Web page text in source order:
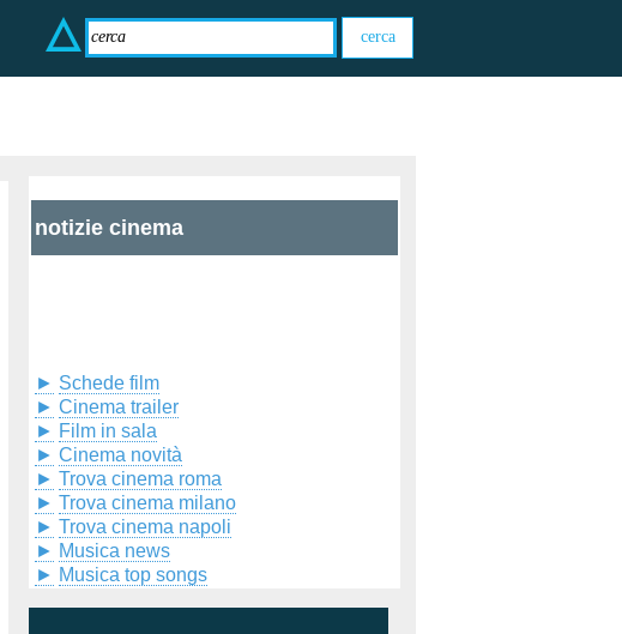
notizie cinema
► Schede film
► Cinema trailer
► Film in sala
► Cinema novità
► Trova cinema roma
► Trova cinema milano
► Trova cinema napoli
► Musica news
► Musica top songs